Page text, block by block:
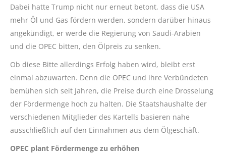
Dabei hatte Trump nicht nur erneut betont, dass die USA
mehr Öl und Gas fördern werden, sondern darüber hinaus
angekündigt, er werde die Regierung von Saudi-Arabien
und die OPEC bitten, den Ölpreis zu senken.
Ob diese Bitte allerdings Erfolg haben wird, bleibt erst
einmal abzuwarten. Denn die OPEC und ihre Verbündeten
bemühen sich seit Jahren, die Preise durch eine Drosselung
der Fördermenge hoch zu halten. Die Staatshaushalte der
verschiedenen Mitglieder des Kartells basieren nahe
ausschließlich auf den Einnahmen aus dem Ölgeschäft.
OPEC plant Fördermenge zu erhöhen